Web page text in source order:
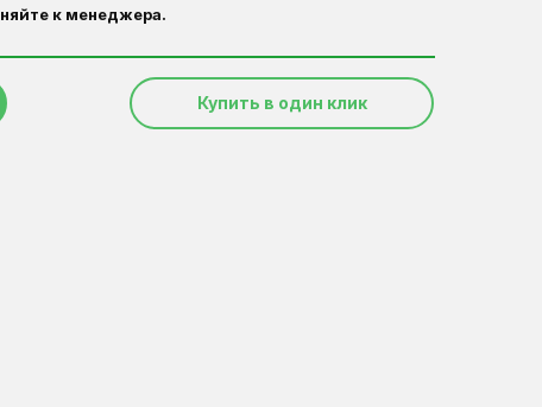
к менеджера.
Купить в один клик